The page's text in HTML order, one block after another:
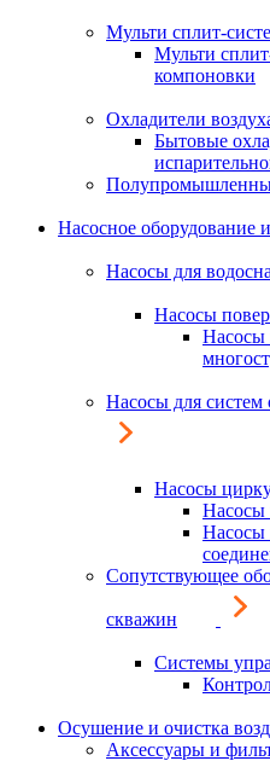
Мульти сплит-
Мульти
компоновки
Охладители
Бытовые
Насосное оборудование
Насосы для
Насосы
Насосы
Насосы для систем
Насосы
Насосы
Насосы
Сопутствующее
скважин
Системы
Осушение и очистка
Аксессуары и